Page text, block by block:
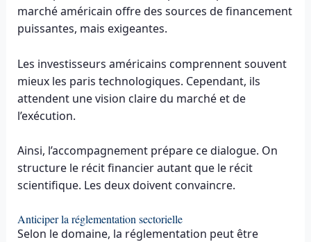
marché américain offre des sources de financement
puissantes, mais exigeantes.
Les investisseurs américains comprennent souvent
mieux les paris technologiques. Cependant, ils
attendent une vision claire du marché et de
l’exécution.
Ainsi, l’accompagnement prépare ce dialogue. On
structure le récit financier autant que le récit
scientifique. Les deux doivent convaincre.
Anticiper la réglementation sectorielle
Selon le domaine, la réglementation peut être